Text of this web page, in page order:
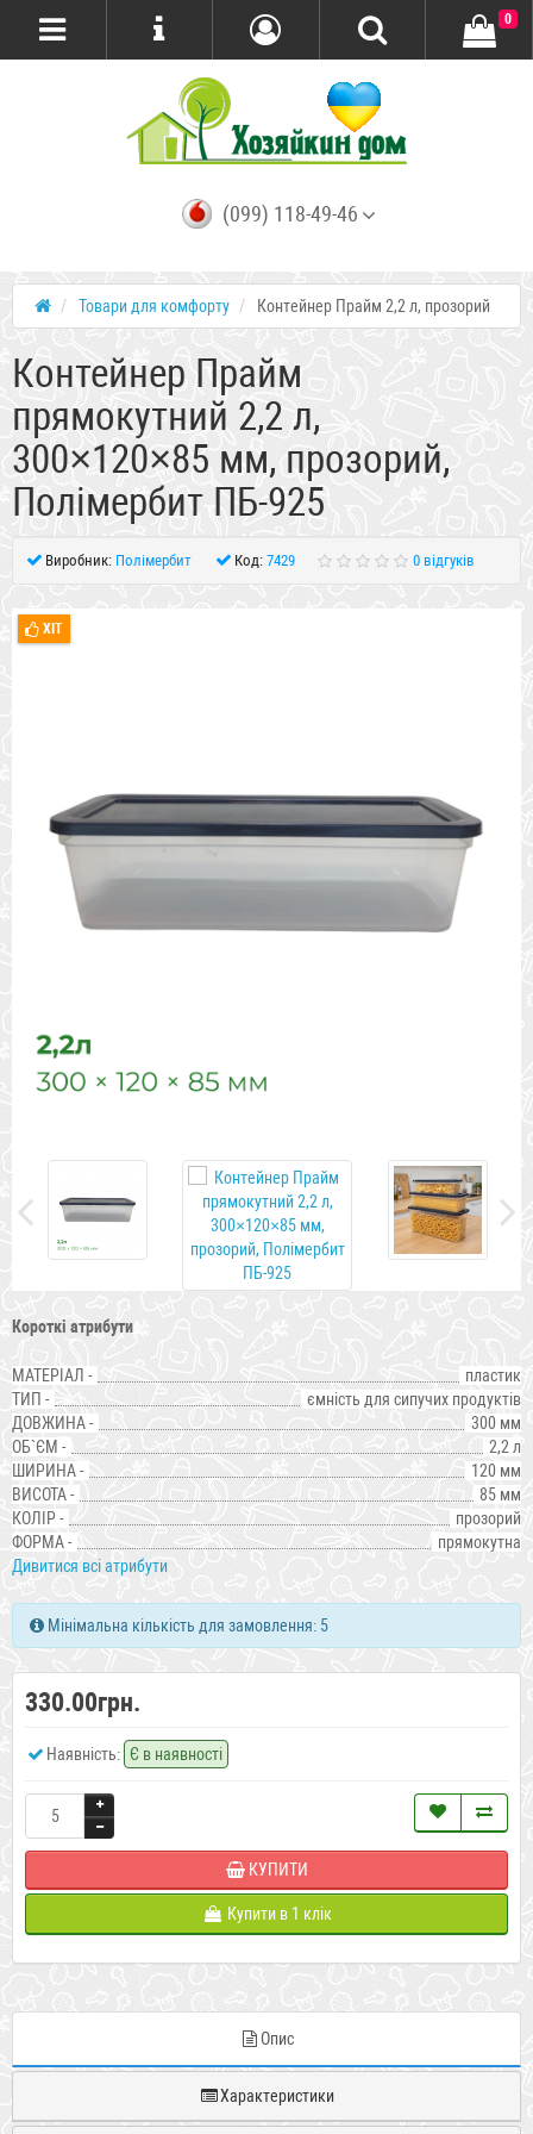
(099) 118-49-46
0
Товари для комфорту Контейнер Прайм 2,2 л, прозорий
Контейнер Прайм
прямокутний 2,2 л,
300×120×85 мм, прозорий,
Полімербит ПБ-925
Виробник: Полімербит Код: 7429 0 відгуків
ХІТ
Короткі атрибути
МАТЕРІАЛ -
пластик
ТИП -
ємність для сипучих продуктів
ДОВЖИНА -
300 мм
ОБ`ЄМ -
2,2 л
ШИРИНА -
120 мм
ВИСОТА -
85 мм
КОЛІР -
прозорий
ФОРМА -
прямокутна
Дивитися всі атрибути
Мінімальна кількість для замовлення: 5
330.00грн.
Наявність: Є в наявності
КУПИТИ
Купити в 1 клік
Опис
Характеристики